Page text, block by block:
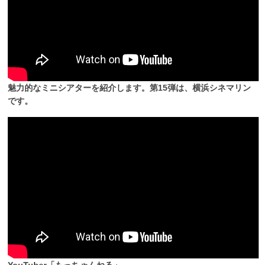
魅力的なミニシアターを紹介します。第15弾は、横浜シネマリン
です。